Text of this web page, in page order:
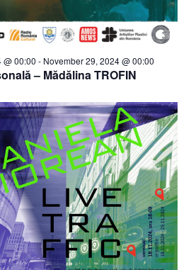
– Mădălina TROFIN
@ 00:00 - November 29, 2024 @ 00:00